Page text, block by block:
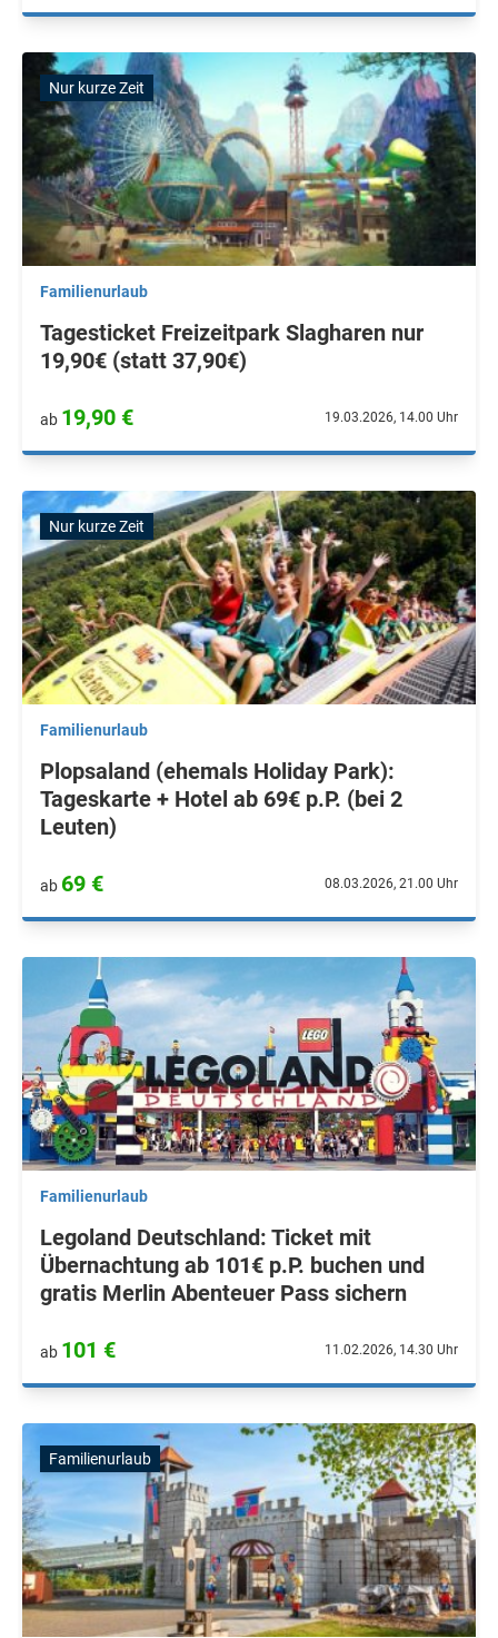
Nur kurze Zeit
Familienurlaub
Tagesticket Freizeitpark Slagharen nur
19,90€ (statt 37,90€)
ab 19,90 € 19.03.2026, 14.00 Uhr
Nur kurze Zeit
Familienurlaub
Plopsaland (ehemals Holiday Park):
Tageskarte + Hotel ab 69€ p.P. (bei 2
Leuten)
ab 69 € 08.03.2026, 21.00 Uhr
Familienurlaub
Legoland Deutschland: Ticket mit
Übernachtung ab 101€ p.P. buchen und
gratis Merlin Abenteuer Pass sichern
ab 101 € 11.02.2026, 14.30 Uhr
Familienurlaub